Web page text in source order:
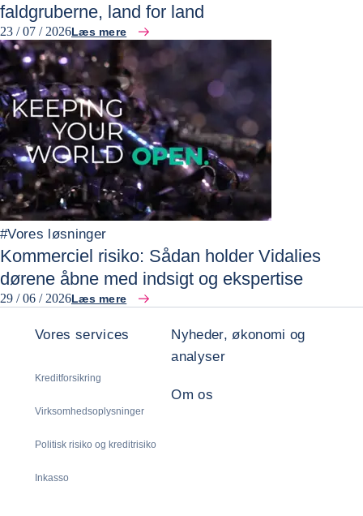
faldgruberne, land for land
23 / 07 / 2026Læs mere
#Vores løsninger
Kommerciel risiko: Sådan holder Vidalies
dørene åbne med indsigt og ekspertise
29 / 06 / 2026Læs mere
Vores services
Kreditforsikring
Virksomhedsoplysninger
Politisk risiko og kreditrisiko
Inkasso
Nyheder, økonomi og
analyser
Om os